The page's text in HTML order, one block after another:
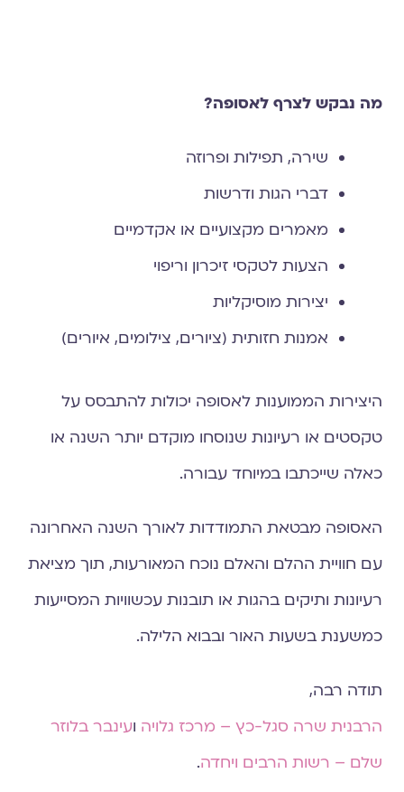
מה נבקש לצרף לאסופה?
שירה, תפילות ופרוזה
דברי הגות ודרשות
מאמרים מקצועיים או אקדמיים
הצעות לטקסי זיכרון וריפוי
יצירות מוסיקליות
אמנות חזותית (ציורים, צילומים, איורים)
היצירות הממוענות לאסופה יכולות להתבסס על
טקסטים או רעיונות שנוסחו מוקדם יותר השנה או
כאלה שייכתבו במיוחד עבורה.
האסופה מבטאת התמודדות לאורך השנה האחרונה
עם חוויית ההלם והאלם נוכח המאורעות, תוך מציאת
רעיונות ותיקים בהגות או תובנות עכשוויות המסייעות
כמשענת בשעות האור ובבוא הלילה.
תודה רבה,
הרבנית שרה סגל-כץ – מרכז גלויה ועינבר בלוזר
שלם – רשות הרבים ויחדה.